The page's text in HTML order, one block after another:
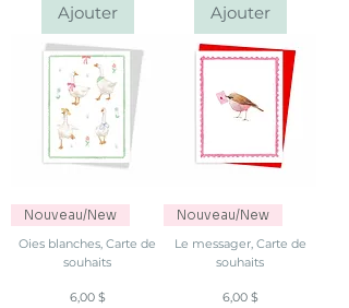
Ajouter Ajouter
Nouveau/New
Oies blanches, Carte de
souhaits
Prix
6,00 $
Nouveau/New
Le messager, Carte de
souhaits
Prix
6,00 $